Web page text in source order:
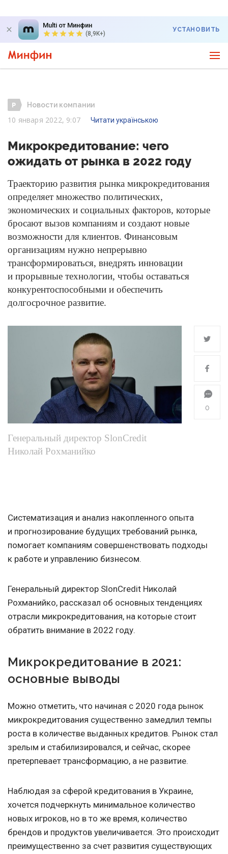
Multi от Минфин
(8,9K+)
УСТАНОВИТЬ
Новости компании
10 января 2022, 9:07 Читати українською
Микрокредитование: чего
ожидать от рынка в 2022 году
Траекторию развития рынка микрокредитования
определяет множество политических,
экономических и социальных факторов, которые
бросают вызов компаниям и создают новые
возможности для клиентов. Финансовым
организациям нужно непрерывно
трансформироваться, внедрять инновации
и прорывные технологии, чтобы оставаться
конкурентоспособными и обеспечить
долгосрочное развитие.
Генеральный директор SlonCredit
Николай Рохманийко
0
Систематизация и анализ накопленного опыта
и прогнозирование будущих требований рынка,
помогает компаниям совершенствовать подходы
к работе и управлению бизнесом.
Генеральный директор SlonCredit Николай
Рохманийко, рассказал об основных тенденциях
отрасли микрокредитования, на которые стоит
обратить внимание в 2022 году.
Микрокредитование в 2021:
основные выводы
Можно отметить, что начиная с 2020 года рынок
микрокредитования существенно замедлил темпы
роста в количестве выданных кредитов. Рынок стал
зрелым и стабилизировался, и сейчас, скорее
претерпевает трансформацию, а не развитие.
Наблюдая за сферой кредитования в Украине,
хочется подчеркнуть минимальное количество
новых игроков, но в то же время, количество
брендов и продуктов увеличивается. Это происходит
преимущественно за счет развития существующих